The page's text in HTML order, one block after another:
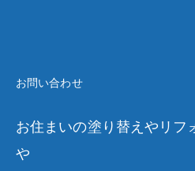
お問い合わせ
お住まいの塗り替えやリフ
や